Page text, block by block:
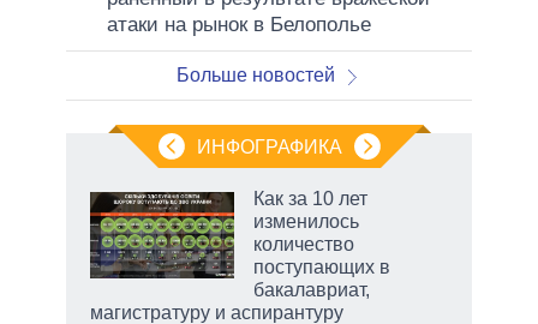
атаки на рынок в Белополье
Больше новостей
ИНФОГРАФИКА
Как за 10 лет
изменилось
количество
поступающих в
бакалавриат,
магистратуру и аспирантуру